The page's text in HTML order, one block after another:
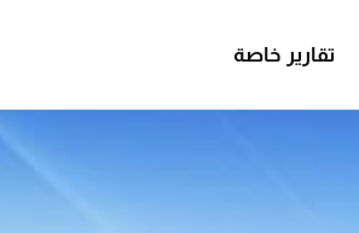
تقارير خاصة